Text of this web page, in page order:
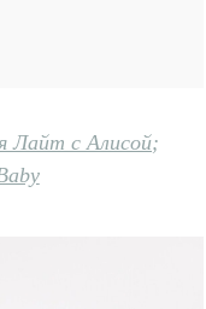
Лайт с Алисой;